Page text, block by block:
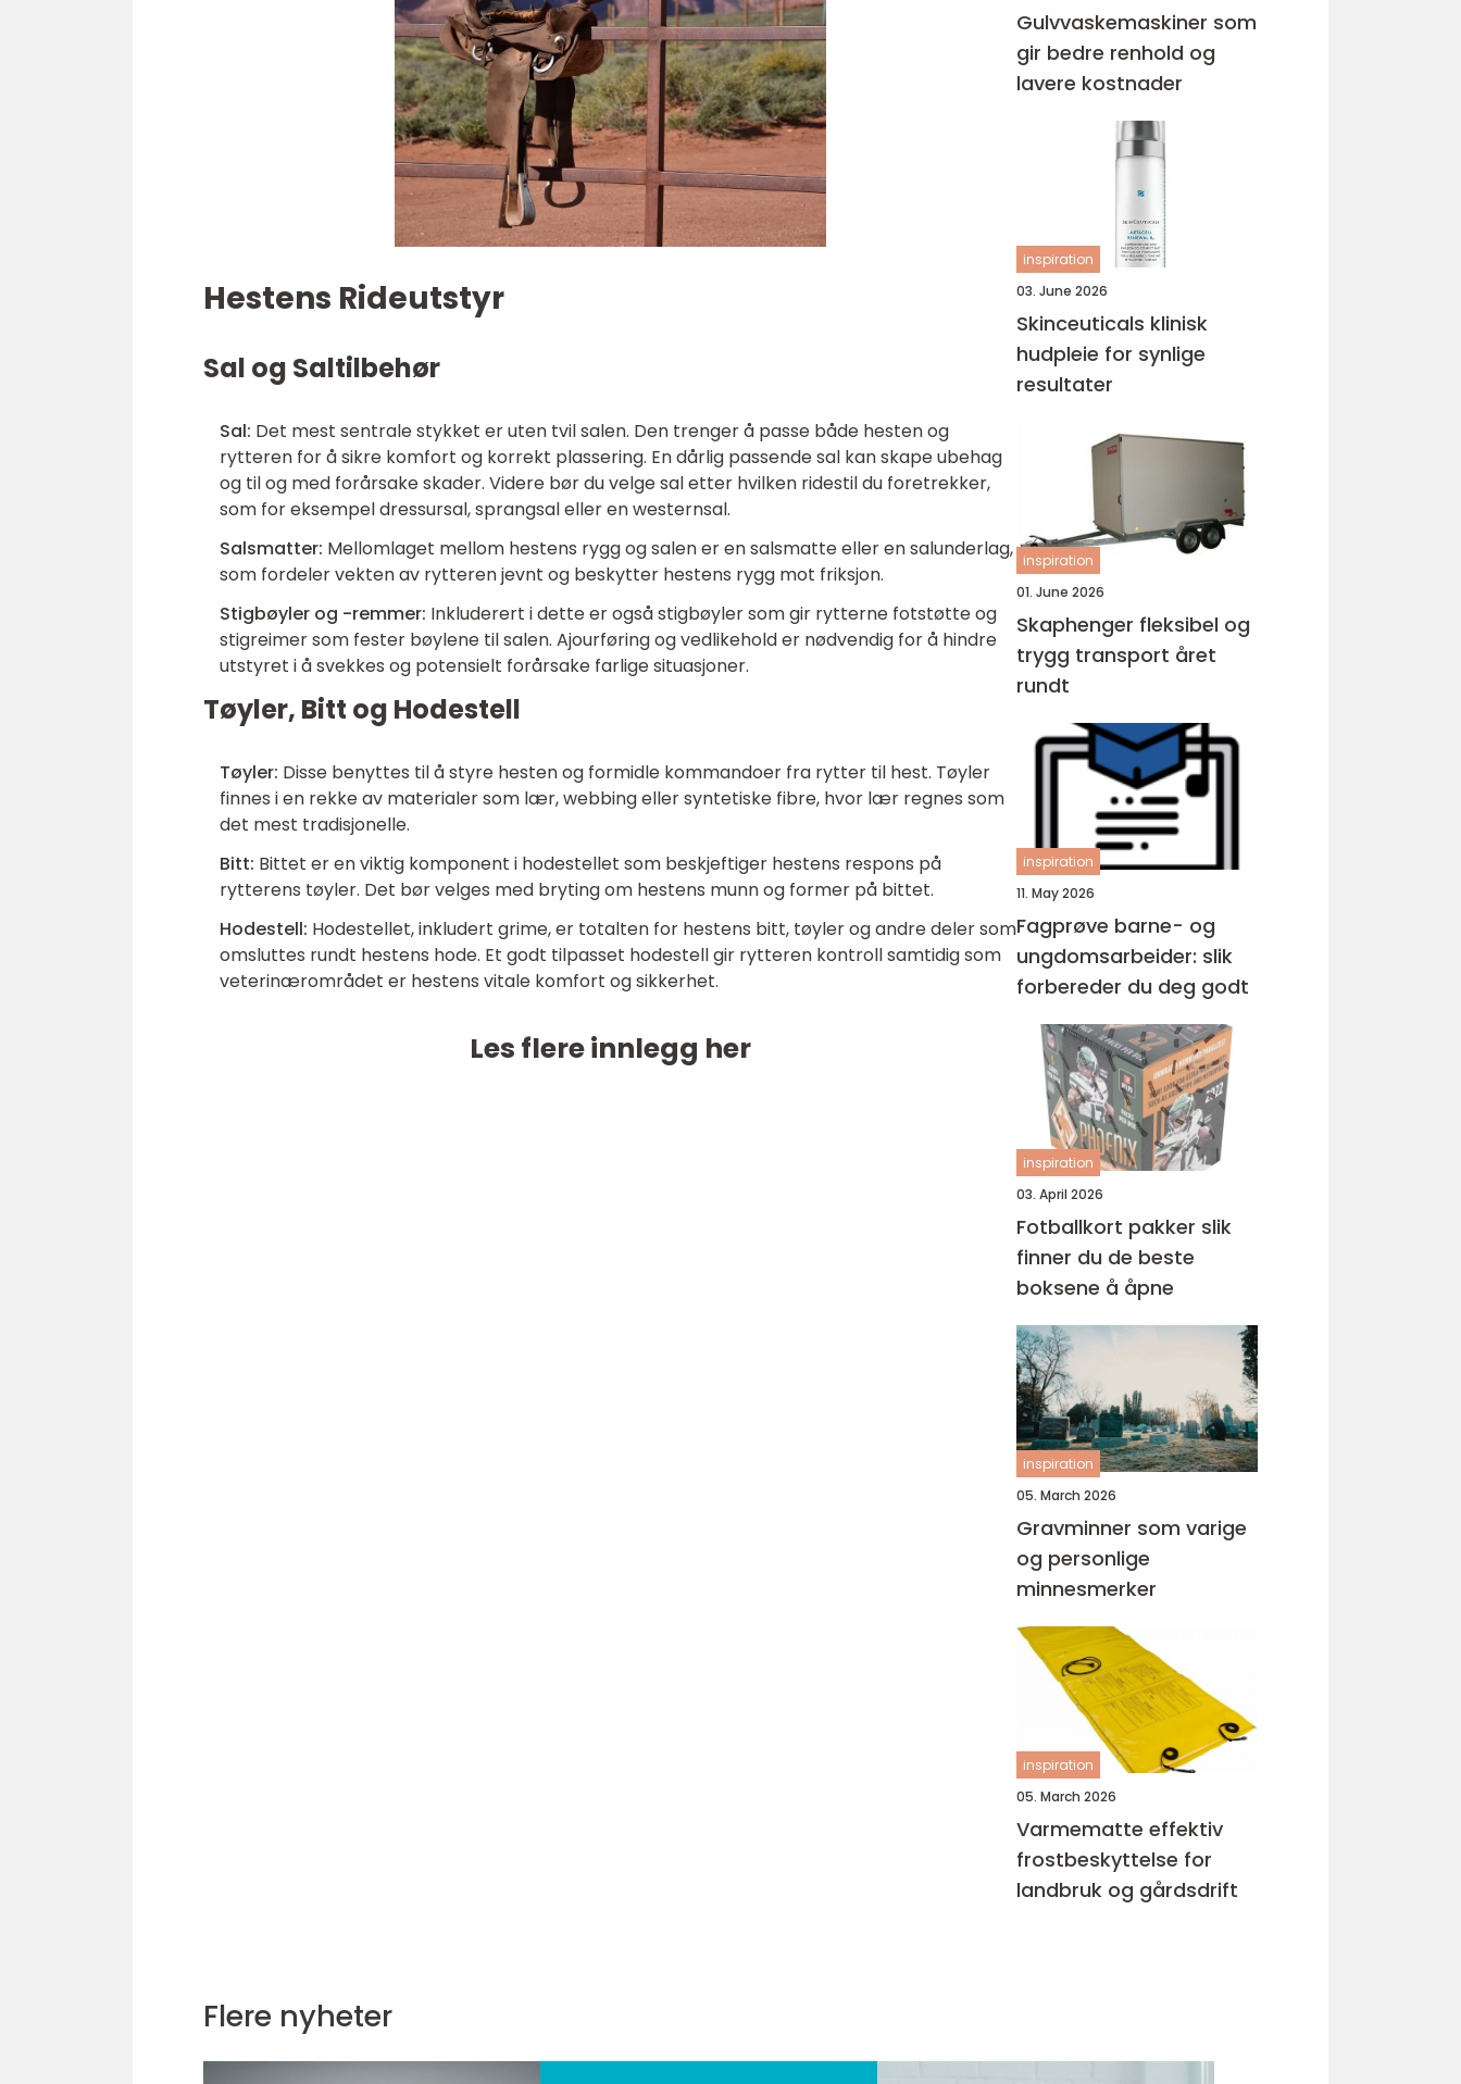
Hestens Rideutstyr
Sal og Saltilbehør
Sal: Det mest sentrale stykket er uten tvil salen. Den trenger å passe både hesten og
rytteren for å sikre komfort og korrekt plassering. En dårlig passende sal kan skape ubehag
og til og med forårsake skader. Videre bør du velge sal etter hvilken ridestil du foretrekker,
som for eksempel dressursal, sprangsal eller en westernsal.
Salsmatter: Mellomlaget mellom hestens rygg og salen er en salsmatte eller en salunderlag,
som fordeler vekten av rytteren jevnt og beskytter hestens rygg mot friksjon.
Stigbøyler og -remmer: Inkluderert i dette er også stigbøyler som gir rytterne fotstøtte og
stigreimer som fester bøylene til salen. Ajourføring og vedlikehold er nødvendig for å hindre
utstyret i å svekkes og potensielt forårsake farlige situasjoner.
Tøyler, Bitt og Hodestell
Tøyler: Disse benyttes til å styre hesten og formidle kommandoer fra rytter til hest. Tøyler
finnes i en rekke av materialer som lær, webbing eller syntetiske fibre, hvor lær regnes som
det mest tradisjonelle.
Bitt: Bittet er en viktig komponent i hodestellet som beskjeftiger hestens respons på
rytterens tøyler. Det bør velges med bryting om hestens munn og former på bittet.
Hodestell: Hodestellet, inkludert grime, er totalten for hestens bitt, tøyler og andre deler som
omsluttes rundt hestens hode. Et godt tilpasset hodestell gir rytteren kontroll samtidig som
veterinærområdet er hestens vitale komfort og sikkerhet.
Les flere innlegg her
Gulvvaskemaskiner som
gir bedre renhold og
lavere kostnader
inspiration
03. June 2026
Skinceuticals klinisk
hudpleie for synlige
resultater
inspiration
01. June 2026
Skaphenger fleksibel og
trygg transport året
rundt
inspiration
11. May 2026
Fagprøve barne- og
ungdomsarbeider: slik
forbereder du deg godt
inspiration
03. April 2026
Fotballkort pakker slik
finner du de beste
boksene å åpne
inspiration
05. March 2026
Gravminner som varige
og personlige
minnesmerker
inspiration
05. March 2026
Varmematte effektiv
frostbeskyttelse for
landbruk og gårdsdrift
Flere nyheter